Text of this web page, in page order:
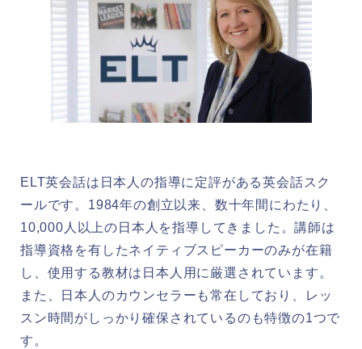
ELT英会話は日本人の指導に定評がある英会話スク
ールです。1984年の創立以来、数十年間にわたり、
10,000人以上の日本人を指導してきました。講師は
指導資格を有したネイティブスピーカーのみが在籍
し、使用する教材は日本人用に厳選されています。
また、日本人のカウンセラーも常在しており、レッ
スン時間がしっかり確保されているのも特徴の1つで
す。